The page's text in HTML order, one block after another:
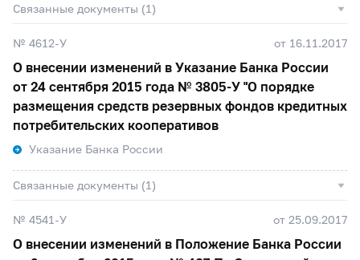
Связанные документы (1)
№ 4612-У от 16.11.2017
О внесении изменений в Указание Банка России
от 24 сентября 2015 года № 3805-У "О порядке
размещения средств резервных фондов кредитных
потребительских кооперативов
Указание Банка России
Связанные документы (1)
№ 4541-У от 25.09.2017
О внесении изменений в Положение Банка России